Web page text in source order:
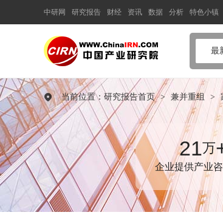
中研网 研究报告 财经 资讯 数据 分析 特色小镇
最
当前位置： 研究报告首页 > 兼并重组 >
21万
企业提供产业
中国产业
护肤
重组机会研究及决策
品质保障，一年免费更新维
报告编号：1924730
出版日期：2026年2月
《2026-2030年版护肤行业兼并重组机会研究及决策咨
中研普华护肤行业分析专家领衔撰写，主要分析了护肤
场规模、发展现状与投资前景，同时对护肤行业的未来